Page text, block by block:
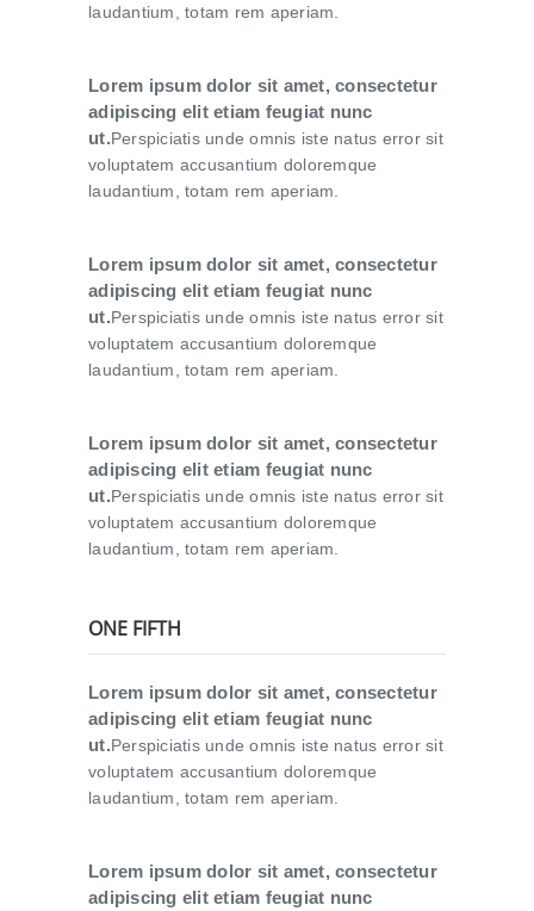
laudantium, totam rem aperiam.
Lorem ipsum dolor sit amet, consectetur
adipiscing elit etiam feugiat nunc
ut.Perspiciatis unde omnis iste natus error sit
voluptatem accusantium doloremque
laudantium, totam rem aperiam.
Lorem ipsum dolor sit amet, consectetur
adipiscing elit etiam feugiat nunc
ut.Perspiciatis unde omnis iste natus error sit
voluptatem accusantium doloremque
laudantium, totam rem aperiam.
Lorem ipsum dolor sit amet, consectetur
adipiscing elit etiam feugiat nunc
ut.Perspiciatis unde omnis iste natus error sit
voluptatem accusantium doloremque
laudantium, totam rem aperiam.
ONE FIFTH
Lorem ipsum dolor sit amet, consectetur
adipiscing elit etiam feugiat nunc
ut.Perspiciatis unde omnis iste natus error sit
voluptatem accusantium doloremque
laudantium, totam rem aperiam.
Lorem ipsum dolor sit amet, consectetur
adipiscing elit etiam feugiat nunc